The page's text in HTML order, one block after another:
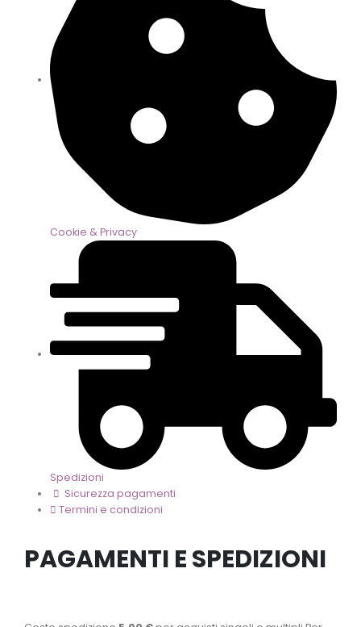
Cookie & Privacy
Spedizioni
Sicurezza pagamenti
Termini e condizioni
PAGAMENTI E SPEDIZIONI